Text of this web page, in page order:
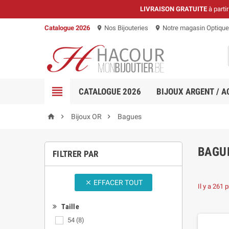
LIVRAISON GRATUITEà partir
Catalogue 2026 location_on Nos Bijouteries location_on Notre magasin Optique
 CATALOGUE 2026 BIJOUX ARGENT /
  Bijoux OR  Bagues
FILTRER PAR
 EFFACER TOUT
Taille
54 (8)
Il y a 261